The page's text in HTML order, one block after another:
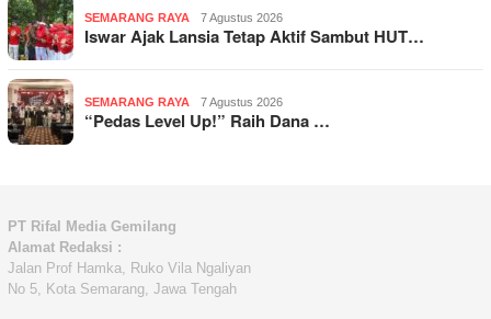
SEMARANG RAYA 7 Agustus 2026
Iswar Ajak Lansia Tetap Aktif Sambut HUT…
SEMARANG RAYA 7 Agustus 2026
“Pedas Level Up!” Raih Dana …
PT Rifal Media Gemilang
Alamat Redaksi :
Jalan Prof Hamka, Ruko Vila Ngaliyan
No 5, Kota Semarang, Jawa Tengah